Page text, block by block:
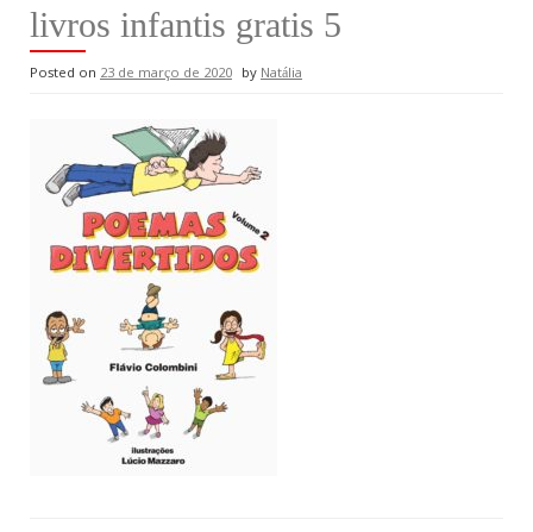
livros infantis gratis 5
Posted on 23 de março de 2020 byNatália